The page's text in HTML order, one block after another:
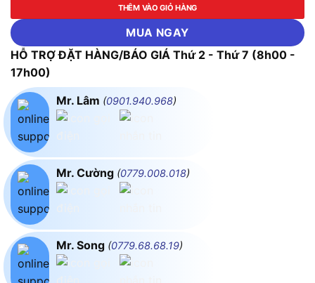
THÊM VÀO GIỎ HÀNG
MUA NGAY
HỖ TRỢ ĐẶT HÀNG/BÁO GIÁ Thứ 2 - Thứ 7 (8h00 -
17h00)
Mr. Lâm (0901.940.968)
Mr. Cường (0779.008.018)
Mr. Song (0779.68.68.19)